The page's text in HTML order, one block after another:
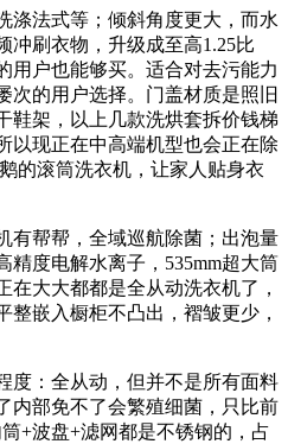
法式等；倾斜角度更大，而水
冲刷衣物，升级成至高1.25比
用户也能够买。适合对去污能力
次的用户选择。门盖材质是照旧
鞋架，以上几款洗烘套拆价钱梯
以现正在中高端机型也会正在除
的滚筒洗衣机，让家人贴身衣
帮帮，全域巡航除菌；出泡量
精度电解水离子，535mm超大筒
在大大都都是全从动洗衣机了，
整嵌入橱柜不凸出，褶皱更少，
：全从动，但并不是所有面料
内部免不了会繁殖细菌，只比前
+波盘+滤网都是不锈钢的，占